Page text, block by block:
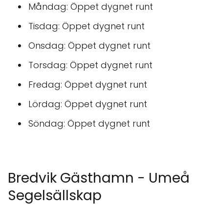
Måndag: Öppet dygnet runt
Tisdag: Öppet dygnet runt
Onsdag: Öppet dygnet runt
Torsdag: Öppet dygnet runt
Fredag: Öppet dygnet runt
Lördag: Öppet dygnet runt
Söndag: Öppet dygnet runt
Bredvik Gästhamn - Umeå
Segelsällskap